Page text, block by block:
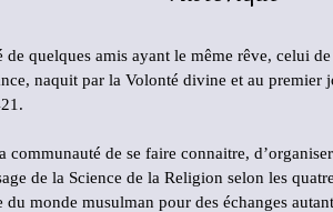
quelques amis ayant le même rêve, celui
naquit par la Volonté divine et au
de se faire connaitre,
de la Science de la Religion selon les
du monde musulman pour des échanges